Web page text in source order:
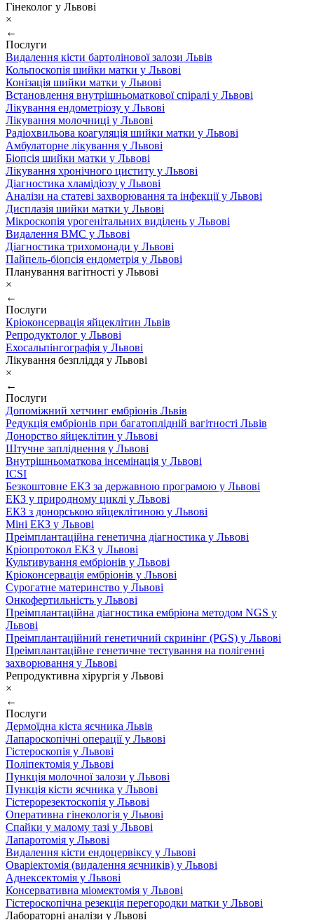
Гінеколог у Львові
×
←
Послуги
Видалення кісти бартолінової залози Львів
Кольпоскопія шийки матки у Львові
Конізація шийки матки у Львові
Встановлення внутрішньоматкової спіралі у Львові
Лікування ендометріозу у Львові
Лікування молочниці у Львові
Радіохвильова коагуляція шийки матки у Львові
Амбулаторне лікування у Львові
Біопсія шийки матки у Львові
Лікування хронічного циститу у Львові
Діагностика хламідіозу у Львові
Аналізи на статеві захворювання та інфекції у Львові
Дисплазія шийки матки у Львові
Мікроскопія урогенітальних виділень у Львові
Видалення ВМС у Львові
Діагностика трихомонади у Львові
Пайпель-біопсія ендометрія у Львові
Планування вагітності у Львові
×
←
Послуги
Кріоконсервація яйцеклітин Львів
Репродуктолог у Львові
Ехосальпінгографія у Львові
Лікування безпліддя у Львові
×
←
Послуги
Допоміжний хетчинг ембріонів Львів
Редукція ембріонів при багатоплідній вагітності Львів
Донорство яйцеклітин у Львові
Штучне запліднення у Львові
Внутрішньоматкова інсемінація у Львові
ICSI
Безкоштовне ЕКЗ за державною програмою у Львові
ЕКЗ у природному циклі у Львові
ЕКЗ з донорською яйцеклітиною у Львові
Міні ЕКЗ у Львові
Преімплантаційна генетична діагностика у Львові
Кріопротокол ЕКЗ у Львові
Культивування ембріонів у Львові
Кріоконсервація ембріонів у Львові
Сурогатне материнство у Львові
Онкофертильність у Львові
Преімплантаційна діагностика ембріона методом NGS у
Львові
Преімплантаційний генетичний скринінг (PGS) у Львові
Преімплантаційне генетичне тестування на полігенні
захворювання у Львові
Репродуктивна хірургія у Львові
×
←
Послуги
Дермоїдна кіста яєчника Львів
Лапароскопічні операції у Львові
Гістероскопія у Львові
Поліпектомія у Львові
Пункція молочної залози у Львові
Пункція кісти яєчника у Львові
Гістерорезектоскопія у Львові
Оперативна гінекологія у Львові
Спайки у малому тазі у Львові
Лапаротомія у Львові
Видалення кісти ендоцервіксу у Львові
Оваріектомія (видалення яєчників) у Львові
Аднексектомія у Львові
Консервативна міомектомія у Львові
Гістероскопічна резекція перегородки матки у Львові
Лабораторні аналізи у Львові